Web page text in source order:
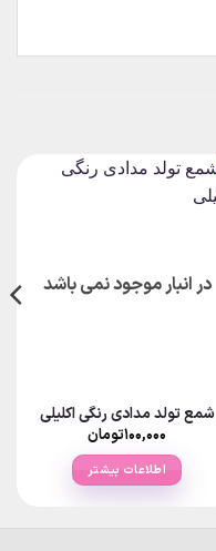
در انبار موجود نمی باشد
شمع تولد مدادی رنگی اکلیلی
۱۰۰,۰۰۰تومان
اطلاعات بیشتر